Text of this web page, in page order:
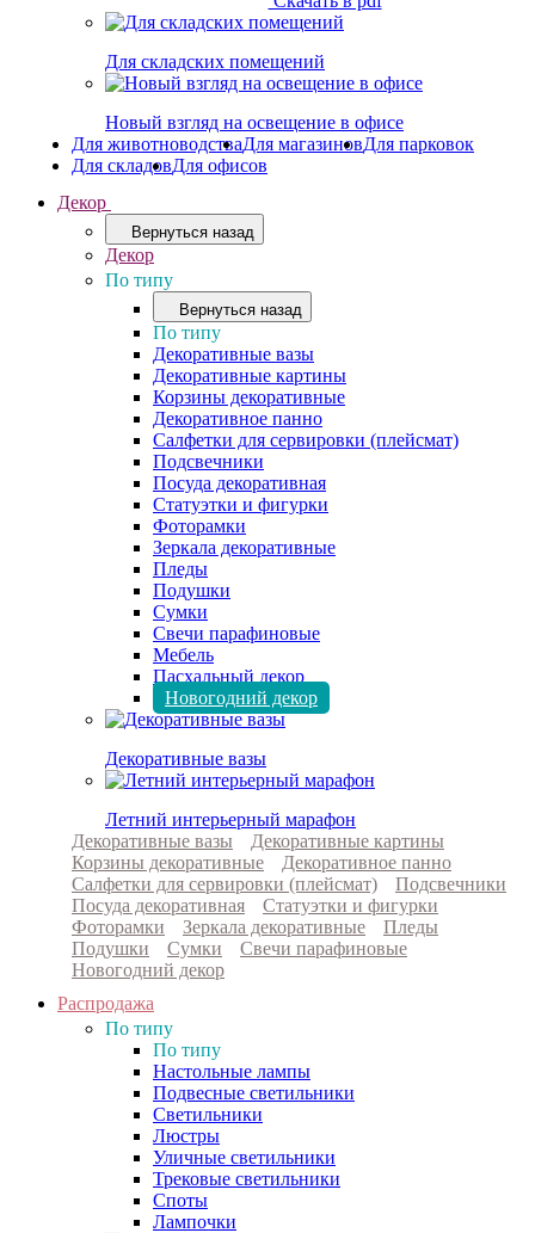
Для складских помещений
Новый взгляд на освещение в офисе
Для животноводстваДля магазиновДля парковок
Для складовДля офисов
Декор
Вернуться назад
Декор
По типу
Вернуться назад
По типу
Декоративные вазы
Декоративные картины
Корзины декоративные
Декоративное панно
Салфетки для сервировки (плейсмат)
Подсвечники
Посуда декоративная
Статуэтки и фигурки
Фоторамки
Зеркала декоративные
Пледы
Подушки
Сумки
Свечи парафиновые
Мебель
Пасхальный декор
Новогодний декор
Декоративные вазы
Летний интерьерный марафон
Декоративные вазы
Декоративные картины
Корзины декоративные
Декоративное панно
Салфетки для сервировки (плейсмат)
Подсвечники
Посуда декоративная
Статуэтки и фигурки
Фоторамки
Зеркала декоративные
Пледы
Подушки
Сумки
Свечи парафиновые
Новогодний декор
Распродажа
По типу
По типу
Настольные лампы
Подвесные светильники
Светильники
Люстры
Уличные светильники
Трековые светильники
Споты
Лампочки